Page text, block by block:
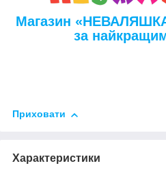
Магазин
за
Приховати
Характеристики